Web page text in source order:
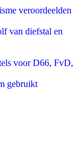
veroordeelden
van diefstal en
voor D66, FvD,
gebruikt